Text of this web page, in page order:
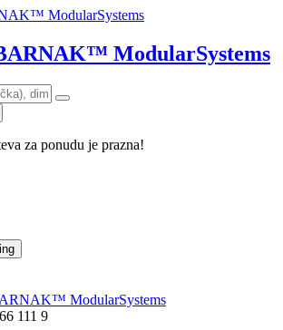
ModularSystems
za ponudu je prazna!
ModularSystems
111 9